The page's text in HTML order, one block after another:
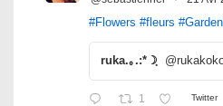
#Flowers #fleurs
ruka.｡.:*☽ฺ
1 Twitter